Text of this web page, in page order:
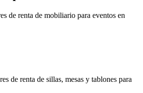
de renta de mobiliario para eventos en
de renta de sillas, mesas y tablones para